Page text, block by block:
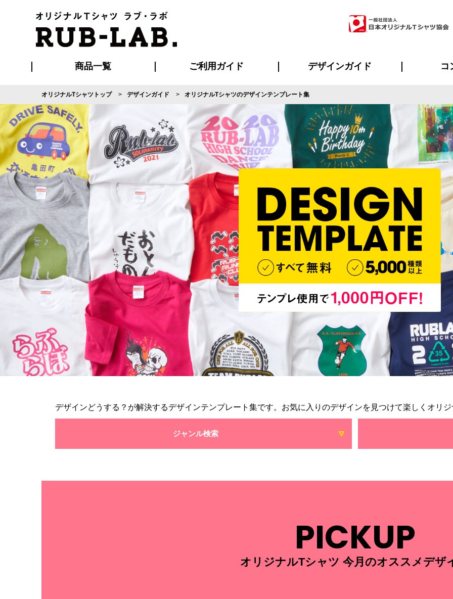
商品一覧
Tシャツ ポロシャツ パーカー・スウェット
ブルゾン・コート セットアップ・ジャージ ツナギ スポー
ハッピ キャップ・バンダナ グッズ全般 の
ご利用ガイド
ご利用ガイド
はじめての方へ
再注文の方へ
お支払い方法について
割引まとめページ
発送・特急サービスについて
版の保管期限について
マイページ会員のメリット
よくあるご質問
デザインガイド
デザイン入稿について
デザイン料について
デザインテンプレート集
デザインシミュレーター
書体一覧（フォント集）
プリント・加工一覧
コ
オリジナルTシャツトップ デザインガイド オリジナルTシャツのデザインテンプレート集
デザインどうする？が解決するデザインテンプレート集です。お気に入りのデザインを見つけて楽しくオリ
ジャンル検索
PICKUP
オリジナルTシャツ 今月のオススメデザ